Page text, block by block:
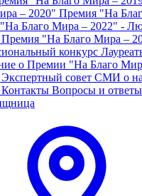
– 2020" Премия "На
Благо Мира – 2022" -
Премия "На Благо Мира –
конкурс
о Премии "На Благо
Экспертный совет СМИ о
Контакты Вопросы и ответы